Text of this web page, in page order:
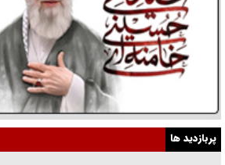
پربازدید ها